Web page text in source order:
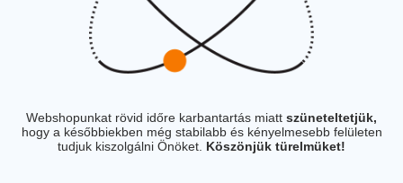
Webshopunkat rövid időre karbantartás miatt szüneteltetjük,
hogy a későbbiekben még stabilabb és kényelmesebb felületen
tudjuk kiszolgálni Önöket. Köszönjük türelmüket!